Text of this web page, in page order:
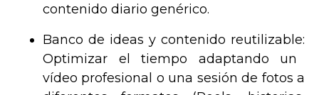
contenido diario genérico.
Banco de ideas y contenido reutilizable:
Optimizar el tiempo adaptando un
vídeo profesional o una sesión de fotos a